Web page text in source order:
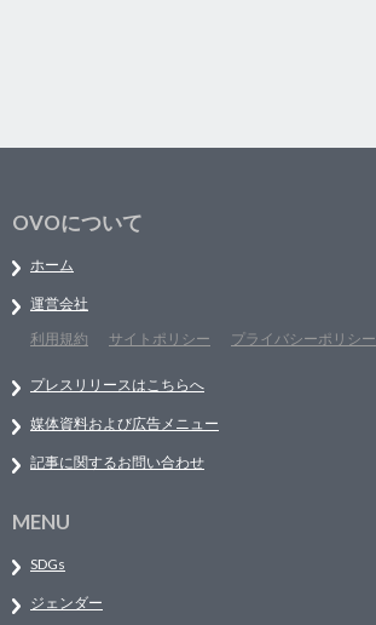
OVOについて
ホーム
運営会社
利用規約
サイトポリシー プライバシーポリシー
プレスリリースはこちらへ
媒体資料および広告メニュー
記事に関するお問い合わせ
MENU
SDGs
ジェンダー